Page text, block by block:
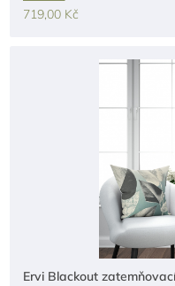
719,00 Kč
Ervi Blackout